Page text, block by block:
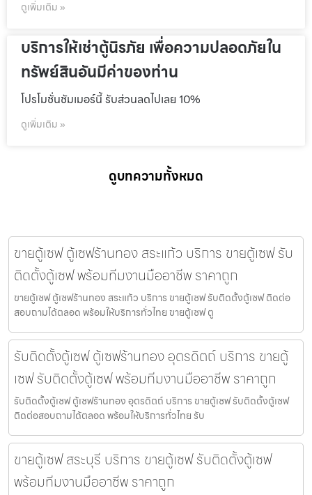
ดูเพิ่มเติม »
บริการให้เช่าตู้นิรภัย เพื่อความปลอดภัยใน
ทรัพย์สินอันมีค่าของท่าน
โปรโมชั่นชัมเมอร์นี้ รับส่วนลดไปเลย 10%
ดูเพิ่มเติม »
ดูบทความทั้งหมด
ขายตู้เซฟ ตู้เซฟร้านทอง สระแก้ว บริการ ขายตู้เซฟ รับ
ติดตั้งตู้เซฟ พร้อมทีมงานมืออาชีพ ราคาถูก
ขายตู้เซฟ ตู้เซฟร้านทอง สระแก้ว บริการ ขายตู้เซฟ รับติดตั้งตู้เซฟ ติดต่อ
สอบถามได้ตลอด พร้อมให้บริการทั่วไทย ขายตู้เซฟ ตู
รับติดตั้งตู้เซฟ ตู้เซฟร้านทอง อุตรดิตถ์ บริการ ขายตู้
เซฟ รับติดตั้งตู้เซฟ พร้อมทีมงานมืออาชีพ ราคาถูก
รับติดตั้งตู้เซฟ ตู้เซฟร้านทอง อุตรดิตถ์ บริการ ขายตู้เซฟ รับติดตั้งตู้เซฟ
ติดต่อสอบถามได้ตลอด พร้อมให้บริการทั่วไทย รับ
ขายตู้เซฟ สระบุรี บริการ ขายตู้เซฟ รับติดตั้งตู้เซฟ
พร้อมทีมงานมืออาชีพ ราคาถูก